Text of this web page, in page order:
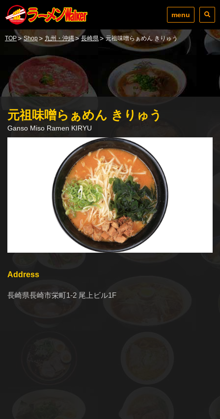
menu
TOP> Shop> 九州・沖縄> 長崎県> 元祖味噌らぁめん きりゅう
元祖味噌らぁめん きりゅう
Ganso Miso Ramen KIRYU
Address
長崎県長崎市栄町1-2 尾上ビル1F